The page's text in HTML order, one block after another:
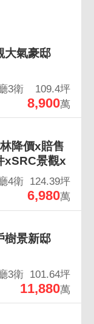
大氣豪邸
3衛 109.4坪
8,900萬
降價x賠售
xSRC景觀x
4衛
124.39坪
6,980萬
樹景新邸
3衛 101.64坪
11,880萬